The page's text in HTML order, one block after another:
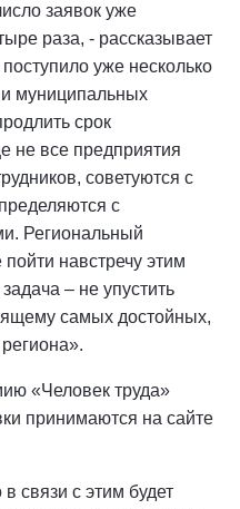
заявок уже
раза, - рассказывает
уже несколько
муниципальных
срок
не все предприятия
советуются с
с
Региональный
навстречу этим
– не упустить
самых достойных,
«Человек труда»
принимаются на сайте
связи с этим будет